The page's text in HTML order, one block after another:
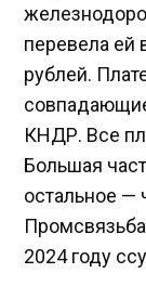
перевела ей
рублей.
КНДР. Все
Большая
остальное —
2024 году